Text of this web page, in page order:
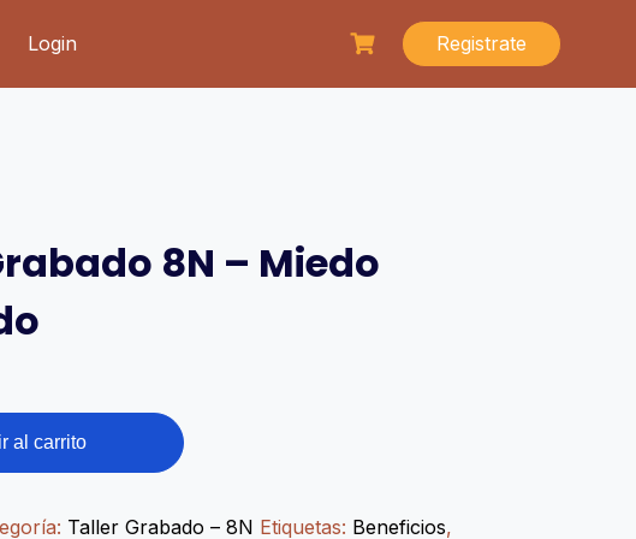
Login Registrate
8N – Miedo
al carrito
Taller Grabado – 8N Etiquetas: Beneficios,